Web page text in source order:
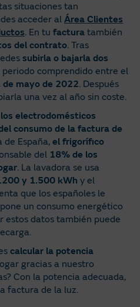
situaciones tan
acceder al Área Clientes
. En tu factura también
del contrato. Tras
subirla o bajarla dos
comprendido entre el
mayo de 2022. Después
una vez al año sin coste.
electrodomésticos
consumo de la factura de
de España, el frigorífico
del 18% de los
. La lavadora se usa
y 1.500 kWh y el
que los españoles le
un consumo energético
estos datos también puede
calcular la potencia
gracias a nuestro
Con la potencia adecuada,
factura de la luz.